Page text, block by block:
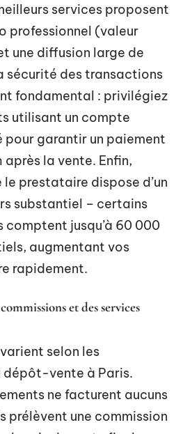
services proposent
professionnel (valeur
une diffusion large de
sécurité des transactions
fondamental : privilégiez
utilisant un compte
garantir un paiement
après la vente. Enfin,
prestataire dispose d’un
substantiel – certains
comptent jusqu’à 60 000
augmentant vos
rapidement.
et des services
selon les
dépôt-vente à Paris.
ne facturent aucuns
prélèvent une commission